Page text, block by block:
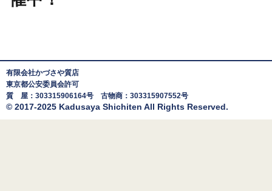
有限会社かづさや質店
東京都公安委員会許可
質 屋：303315906164号 古物商：303315907552号
© 2017-2025 Kadusaya Shichiten All Rights Reserved.